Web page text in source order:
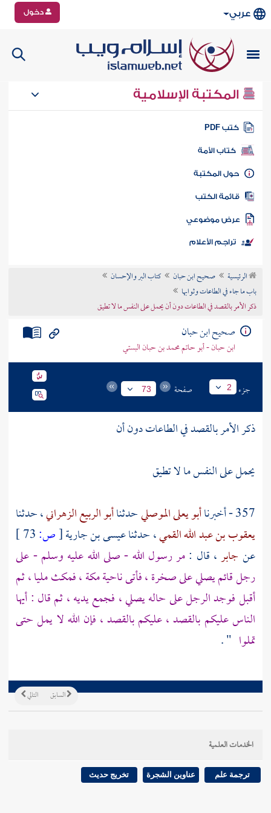
عربي دخول
المكتبة الإسلامية
كتب PDF
كتاب الأمة
المكتبة
الكتب
موضوعي
تراجم الأعلام
الرئيسية صحيح ابن حبان
كتاب البر والإحسان
باب ما جاء في الطاعات وثوابها
ذكر الأمر بالقصد في الطاعات دون أن يحمل على النفس ما لا تطيق
صحيح ابن حبان
ابن حبان - أبو حاتم محمد بن حبان البستي
جزء 2 صفحة 73
ذكر الأمر بالقصد في الطاعات دون أن
يحمل على النفس ما لا تطيق
357 - أخبرنا
أبو يعلى الموصليحدثناأبو الربيع الزهراني، حدثنا
يعقوب بن عبد الله القمي، حدثناعيسى بن جارية[ص:
عن جابر، قال :مر رسول الله - صلى الله عليه وسلم - على
رجل قائم يصلي على صخرة ، فأتى ناحيةمكة، فمكث مليا ، ثم
أقبل فوجد الرجل على حاله يصلي ، فجمع يديه ، ثم قال : أيها
الناس عليكم بالقصد ، عليكم بالقصد ، فإن الله لا يمل حتى
تملوا " .
التالي السابق
الخدمات العلمية
ترجمة علم عناوين الشجرة تخريج حديث